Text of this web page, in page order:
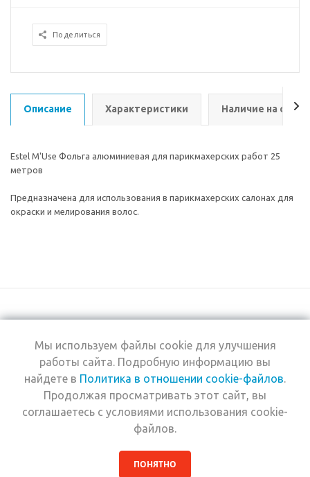
Поделиться
Описание Характеристики Наличие на
Estel M'Use Фольга алюминиевая для парикмахерских работ 25
метров
Предназначена для использования в парикмахерских салонах для
окраски и мелирования волос.
+7 (495) 969-0950
2026 © Интернет-
магазин Estel
Компания
Информация
Помощь
Мы используем файлы cookie для улучшения
работы сайта. Подробную информацию вы
найдете в Политика в отношении cookie-файлов.
Продолжая просматривать этот сайт, вы
соглашаетесь с условиями использования cookie-
файлов.
ПОНЯТНО